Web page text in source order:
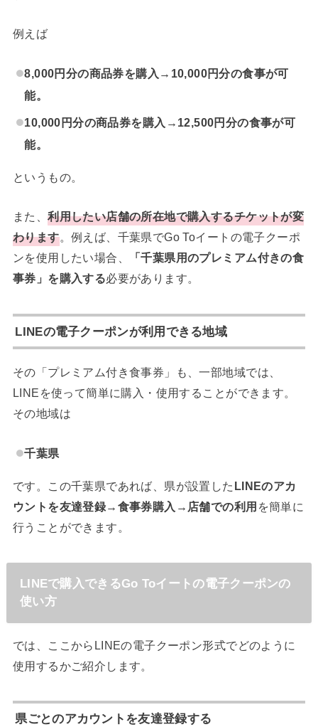
例えば
8,000円分の商品券を購入→10,000円分の食事が可
能。
10,000円分の商品券を購入→12,500円分の食事が可
能。
というもの。
また、利用したい店舗の所在地で購入するチケットが変
わります。例えば、千葉県でGo Toイートの電子クーポ
ンを使用したい場合、
「千葉県用のプレミアム付きの食
事券」を購入する必要があります。
LINEの電子クーポンが利用できる地域
その「プレミアム付き食事券」も、一部地域では、
LINEを使って簡単に購入・使用することができます。
その地域は
千葉県
です。この千葉県であれば、県が設置した LINEのアカ
ウントを友達登録→食事券購入→店舗での利用 を簡単に
行うことができます。
LINEで購入できるGo Toイートの電子クーポンの
使い方
では、ここからLINEの電子クーポン形式でどのように
使用するかご紹介します。
県ごとのアカウントを友達登録する